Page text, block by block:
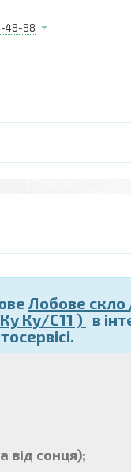
48-88
Лобове скло
Ку/С11 ) в
від сонця);